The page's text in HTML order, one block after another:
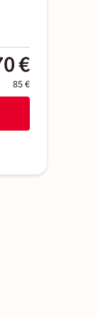
€
85 €